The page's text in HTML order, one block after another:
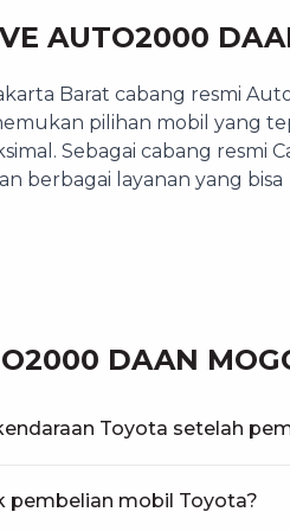
AUTO2000
Barat cabang resmi
pilihan mobil yang
Sebagai cabang resmi
berbagai layanan yang bisa
DAAN
Toyota setelah
pembelian mobil Toyota?